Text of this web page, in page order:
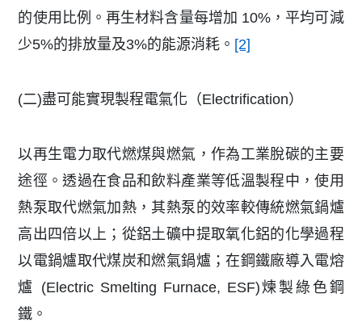
的使用比例。再生材料含量每增加 10%，平均可減
少5%的排放量及3%的能源消耗。 [2]
(二)盡可能實現製程電氣化（Electrification）
以再生電力取代燃煤與燃氣，作為工業脫碳的主要
途徑。透過在食品和飲料產業等低溫製程中，使用
熱泵取代燃氣加熱，其熱泵的效率較傳統燃氣鍋爐
高出四倍以上；從鋁土礦中提取氧化鋁的化學過程
以電鍋爐取代煤炭和燃氣鍋爐；在鋼鐵廠導入電熔
爐 (Electric Smelting Furnace, ESF)煉製綠色鋼
鐵。